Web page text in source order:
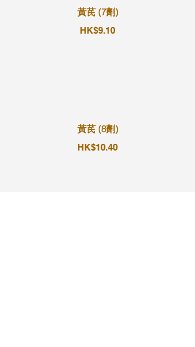
黃芪 (7劑)
HK$9.10
黃芪 (8劑)
HK$10.40